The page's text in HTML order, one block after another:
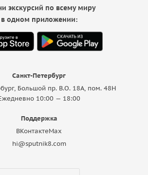
Санкт-Петербург
Большой пр. В.О. 18A, пом. 48Н
10:00 — 18:00
Поддержка
ВКонтактеMax
hi@sputnik8.com
экскурсий по всему миру
в одном приложении: